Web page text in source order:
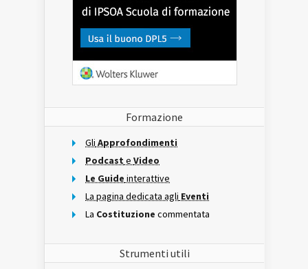
Formazione
Gli Approfondimenti
Podcast e Video
Le Guide interattive
La pagina dedicata agli Eventi
La Costituzione commentata
Strumenti utili